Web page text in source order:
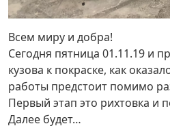
Всем миру и добра!
Сегодня пятница 01.11.19 и
кузова к покраске, как
работы предстоит помимо
Первый этап это рихтовка и
Далее будет…